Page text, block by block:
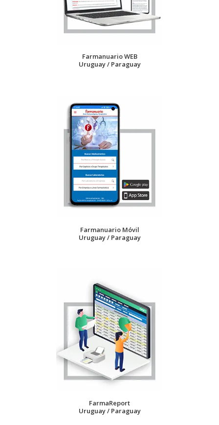
Farmanuario WEB
Uruguay / Paraguay
Farmanuario Móvil
Uruguay / Paraguay
FarmaReport
Uruguay / Paraguay